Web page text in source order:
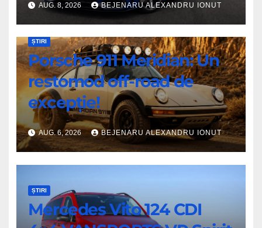
AUG. 8, 2026 BEJENARU ALEXANDRU IONUT
ȘTIRI
Porsche 911 Meridian: Un
restomod off-road de
excepție!
AUG. 6, 2026 BEJENARU ALEXANDRU IONUT
ȘTIRI
Mercedes Vito 124 CDI